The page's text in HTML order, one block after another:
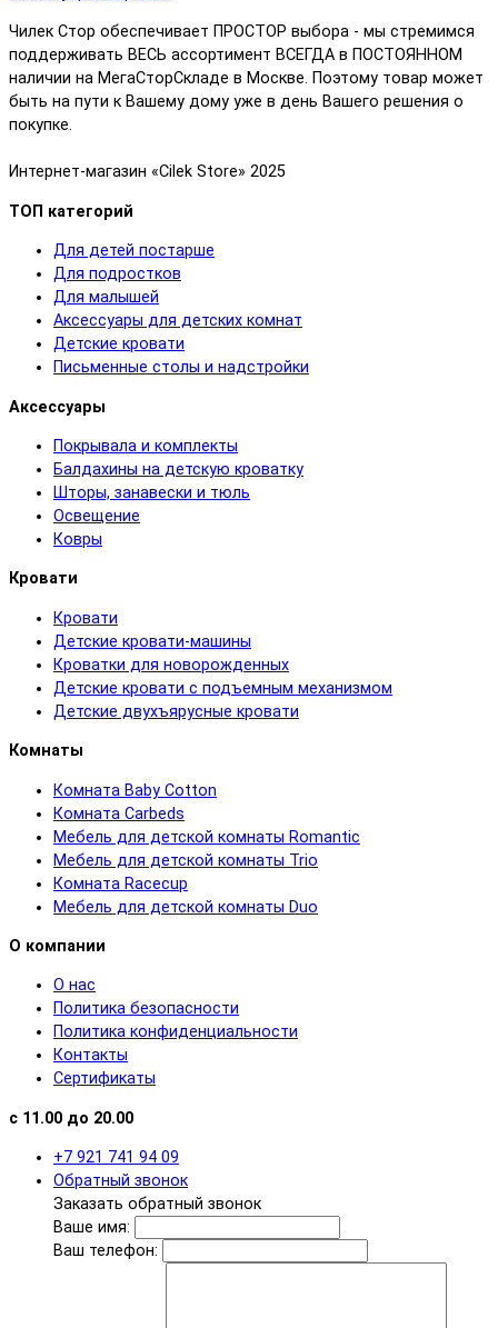
Чилек Стор обеспечивает ПРОСТОР выбора - мы стремимся
поддерживать ВЕСЬ ассортимент ВСЕГДА в ПОСТОЯННОМ
наличии на МегаСторСкладе в Москве. Поэтому товар может
быть на пути к Вашему дому уже в день Вашего решения о
покупке.
Интернет-магазин «Cilek Store» 2025
ТОП категорий
Для детей постарше
Для подростков
Для малышей
Аксессуары для детских комнат
Детские кровати
Письменные столы и надстройки
Аксессуары
Покрывала и комплекты
Балдахины на детскую кроватку
Шторы, занавески и тюль
Освещение
Ковры
Кровати
Кровати
Детские кровати-машины
Кроватки для новорожденных
Детские кровати с подъемным механизмом
Детские двухъярусные кровати
Комнаты
Комната Baby Cotton
Комната Carbeds
Мебель для детской комнаты Romantic
Мебель для детской комнаты Trio
Комната Racecup
Мебель для детской комнаты Duo
О компании
О нас
Политика безопасности
Политика конфиденциальности
Контакты
Сертификаты
с 11.00 до 20.00
+7 921 741 94 09
Обратный звонок
Заказать обратный звонок
Ваше имя:
Ваш телефон: